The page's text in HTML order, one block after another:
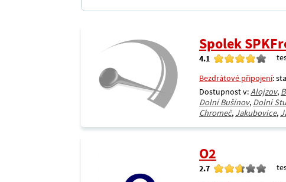
Spolek
4.1
Bezdrátové připojení:
Dostupnost v:Alojzov,
Dolní Bušínov, Dolní
Chromeč, Jakubovice,
O2
2.7